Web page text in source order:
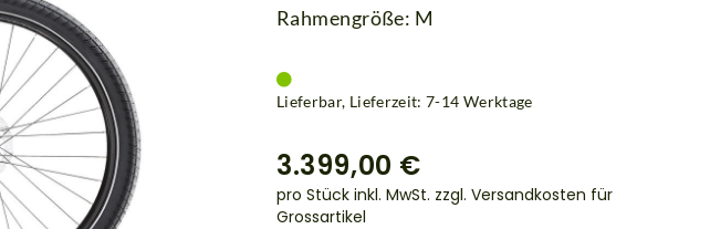
Rahmengröße: M
Lieferbar, Lieferzeit: 7-14 Werktage
3.399,00 €
pro Stück inkl. MwSt. zzgl. Versandkosten für
Grossartikel